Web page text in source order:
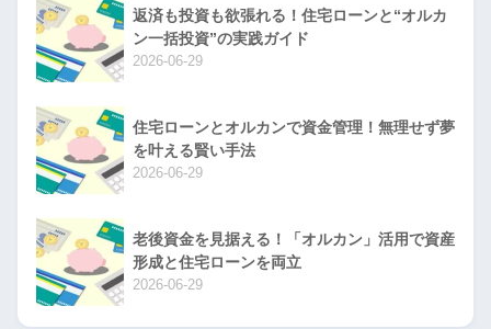
返済も投資も欲張れる！住宅ローンと“オルカ
ン一括投資”の実践ガイド
2026-06-29
住宅ローンとオルカンで資金管理！無理せず夢
を叶える賢い手法
2026-06-29
老後資金を見据える！「オルカン」活用で資産
形成と住宅ローンを両立
2026-06-29